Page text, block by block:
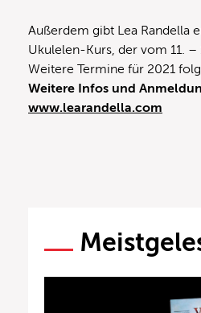
Außerdem gibt Lea Randella
Ukulelen-Kurs, der vom 11. –
Weitere Termine für 2021
Weitere Infos und
www.learandella.com